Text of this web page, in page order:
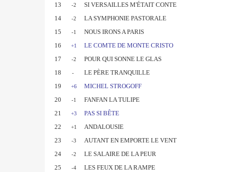
13
-2 SI VERSAILLES M'ÉTAIT CONTE
14
-2 LA SYMPHONIE PASTORALE
15
-1 NOUS IRONS A PARIS
16
+1 LE COMTE DE MONTE CRISTO
17
-2 POUR QUI SONNE LE GLAS
18
- LE PÈRE TRANQUILLE
19
+6 MICHEL STROGOFF
20
-1 FANFAN LA TULIPE
21
+3 PAS SI BÊTE
22
+1 ANDALOUSIE
23
-3 AUTANT EN EMPORTE LE VENT
24
-2 LE SALAIRE DE LA PEUR
25
-4 LES FEUX DE LA RAMPE